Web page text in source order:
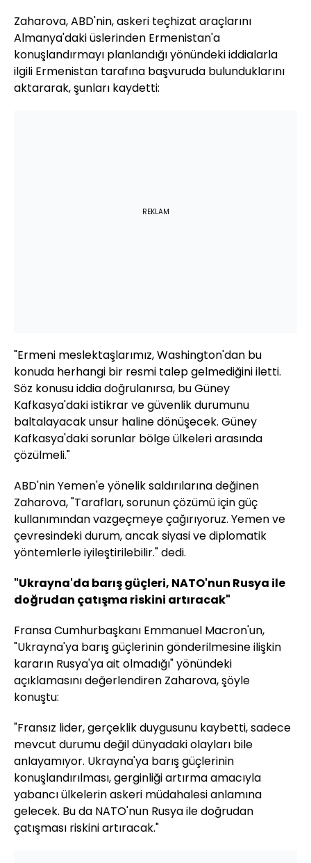
Zaharova, ABD'nin, askeri teçhizat araçlarını
Almanya'daki üslerinden Ermenistan'a
konuşlandırmayı planlandığı yönündeki iddialarla
ilgili Ermenistan tarafına başvuruda bulunduklarını
aktararak, şunları kaydetti:
REKLAM
"Ermeni meslektaşlarımız, Washington'dan bu
konuda herhangi bir resmi talep gelmediğini iletti.
Söz konusu iddia doğrulanırsa, bu Güney
Kafkasya'daki istikrar ve güvenlik durumunu
baltalayacak unsur haline dönüşecek. Güney
Kafkasya'daki sorunlar bölge ülkeleri arasında
çözülmeli."
ABD'nin Yemen'e yönelik saldırılarına değinen
Zaharova, "Tarafları, sorunun çözümü için güç
kullanımından vazgeçmeye çağırıyoruz. Yemen ve
çevresindeki durum, ancak siyasi ve diplomatik
yöntemlerle iyileştirilebilir." dedi.
"Ukrayna'da barış güçleri, NATO'nun Rusya ile
doğrudan çatışma riskini artıracak"
Fransa Cumhurbaşkanı Emmanuel Macron'un,
"Ukrayna'ya barış güçlerinin gönderilmesine ilişkin
kararın Rusya'ya ait olmadığı" yönündeki
açıklamasını değerlendiren Zaharova, şöyle
konuştu:
"Fransız lider, gerçeklik duygusunu kaybetti, sadece
mevcut durumu değil dünyadaki olayları bile
anlayamıyor. Ukrayna'ya barış güçlerinin
konuşlandırılması, gerginliği artırma amacıyla
yabancı ülkelerin askeri müdahalesi anlamına
gelecek. Bu da NATO'nun Rusya ile doğrudan
çatışması riskini artıracak."